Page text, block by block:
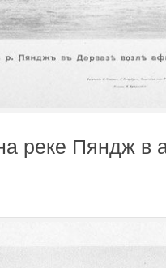
реке Пяндж в